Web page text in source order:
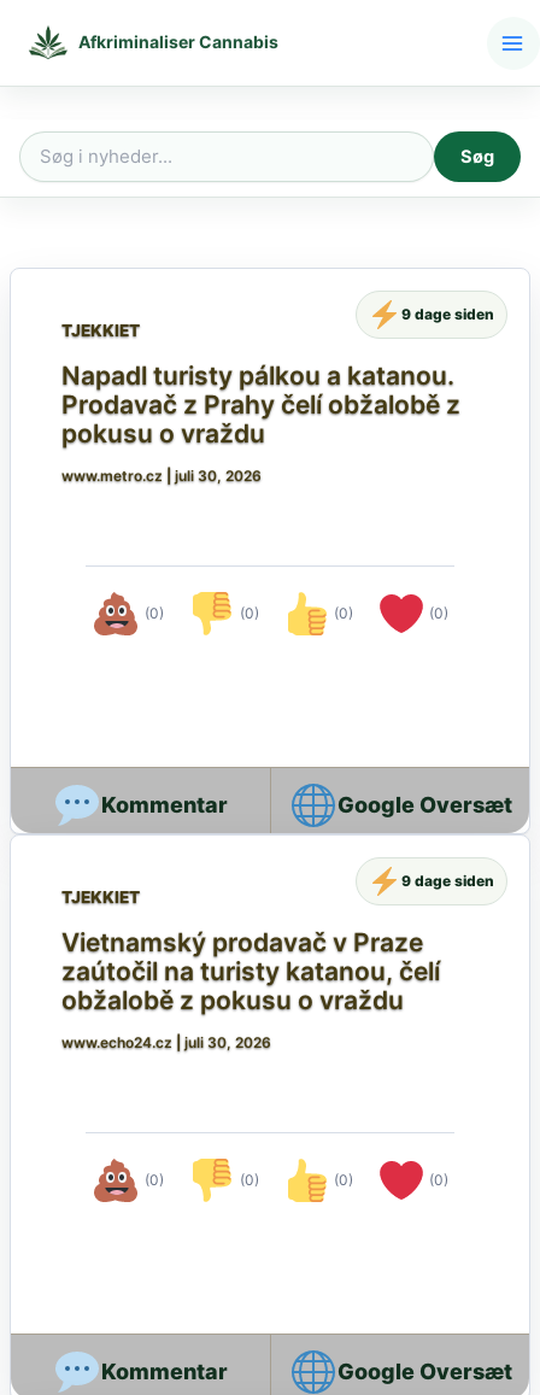
Afkriminaliser Cannabis
Søg
Søg
TJEKKIET
Napadl turisty pálkou a katanou.
Prodavač z Prahy čelí obžalobě z
pokusu o vraždu
www.metro.cz juli 30, 2026
(0) (0) (0) (0)
9 dage siden
Google Oversæt
TJEKKIET
Vietnamský prodavač v Praze
zaútočil na turisty katanou, čelí
obžalobě z pokusu o vraždu
www.echo24.cz juli 30, 2026
(0) (0) (0) (0)
9 dage siden
Google Oversæt